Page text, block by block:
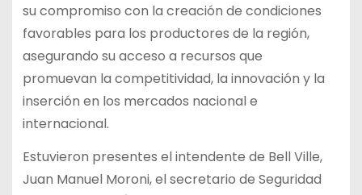
su compromiso con la creación de condiciones
favorables para los productores de la región,
asegurando su acceso a recursos que
promuevan la competitividad, la innovación y la
inserción en los mercados nacional e
internacional.
Estuvieron presentes el intendente de Bell Ville,
Juan Manuel Moroni, el secretario de Seguridad